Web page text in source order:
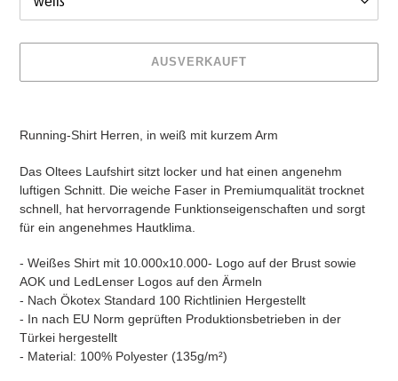
AUSVERKAUFT
Warenkorb
hinzugefügt
Running-Shirt Herren, in weiß mit kurzem Arm
Das Oltees Laufshirt sitzt locker und hat einen angenehm
luftigen Schnitt. Die weiche Faser in Premiumqualität trocknet
schnell, hat hervorragende Funktionseigenschaften und sorgt
für ein angenehmes Hautklima.
- Weißes Shirt mit 10.000x10.000- Logo auf der Brust sowie
AOK und LedLenser Logos auf den Ärmeln
- Nach Ökotex Standard 100 Richtlinien Hergestellt
- In nach EU Norm geprüften Produktionsbetrieben in der
Türkei hergestellt
- Material: 100% Polyester (135g/m²)